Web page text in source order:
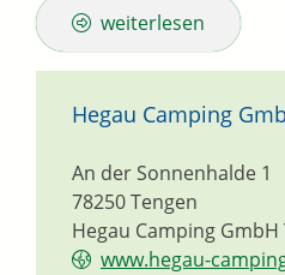
weiterlesen
Hegau Camping
Hegau Camping GmbH
An der Sonnenhalde 1
78250Tengen
www.hegau-